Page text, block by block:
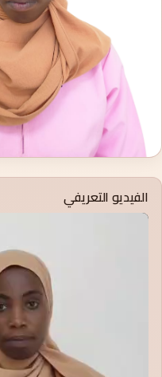
الفيديو التعريفي